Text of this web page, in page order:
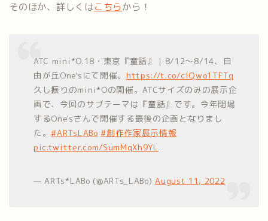
そのほか、詳しくはこちらから！
ATC mini*O.18・東京『童話』 | 8/12～8/14、自
由が丘One'sにて開催。 https://t.co/clQwo1TFTq
久し振りのmini*Oの開催。ATCサイズのみの展示企
画で、今回のサブテーマは『童話』です。今年閉場
するOne'sさんで開催する最後の企画となりまし
た。#ARTsLABo #創作作家展示情報
pic.twitter.com/SumMqXh9YL
— ARTs*LABo (@ARTs_LABo)August 11, 2022